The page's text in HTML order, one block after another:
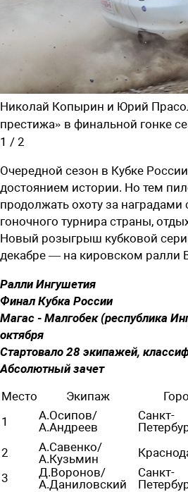
Николай Копырин и Юрий
престижа» в финальной гонке
1 / 2
Очередной сезон в Кубке
достоянием истории. Но тем
продолжать охоту за
гоночного турнира страны,
Новый розыгрыш кубковой
декабре — на кировском ралли
Ралли Ингушетия
Финал Кубка России
Магас - Малгобек (республика
октября
Стартовало 28 экипажей,
Абсолютный зачет
Место
Экипаж
1
А.Осипов/
А.Андреев
Санкт-
2
А.Савенко/
А.Кузьмин
3
Д.Воронов/
А.Даниловский
Санкт-